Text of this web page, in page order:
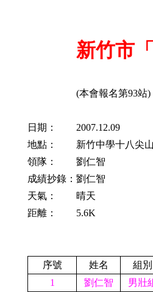
新竹市
(本會報名第93站)
日期：
2007.12.09
地點：
新竹中學十八尖
領隊：
劉仁智
成績抄錄： 劉仁智
天氣：
晴天
距離：
5.6K
序號 姓名
組別
1
劉仁智 男壯